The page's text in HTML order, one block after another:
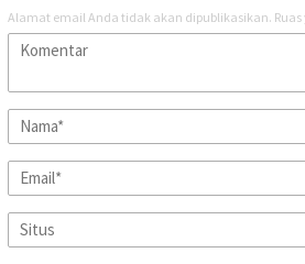
Alamat email Anda tidak akan dipublikasikan.